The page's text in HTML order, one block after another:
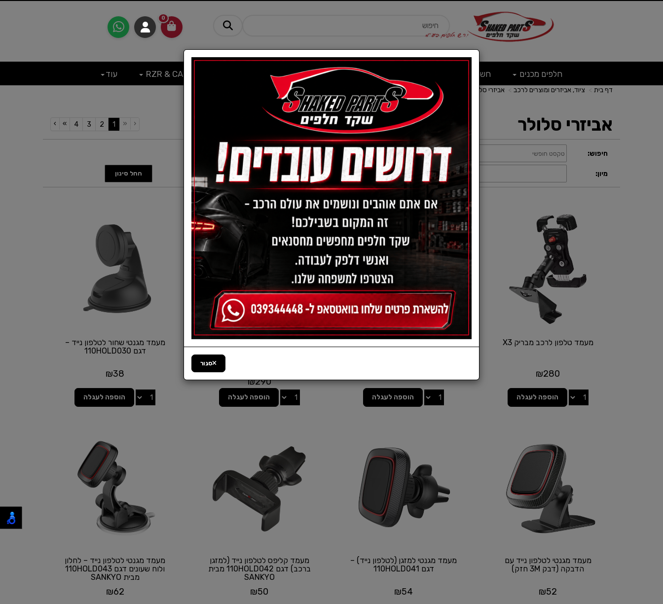
0
חלפים מכנים חשמל ציוד, אביזרים ומוצרים לרכב עוד
דף בית ציוד, אביזרים ומוצרים לרכב אביזרי סלולר
אביזרי סלולר ‹
«
1
(current)
2
3
4
»
›
חיפוש: קטגוריה: אביזרי סלולר מחיר: -
מיון: תצוגה: הצג שורות: 1-12 מתוך 37
מעמד טלפון לרכב מבריק X3
₪280
הוספה לעגלה
מעמד טלפון נייד לקטנועים
הוספה לעגלה
מעמד טלפון נייד לקטנועים
₪290
הוספה לעגלה
מעמד מגנטי שחור לטלפון נייד –
דגם 110HOLD030
₪38
הוספה לעגלה
מעמד מגנטי לטלפון נייד עם
הדבקה (דבק 3M חזק)
₪52
מעמד מגנטי למזגן (לטלפון נייד) –
דגם 110HOLD041
₪54
מעמד קליפס לטלפון נייד (למזגן
ברכב) דגם 110HOLD042 מבית
SANKYO
₪50
מעמד מגנטי לטלפון נייד – לחלון
ולוח שעונים דגם 110HOLD043
מבית SANKYO
₪62
סגור